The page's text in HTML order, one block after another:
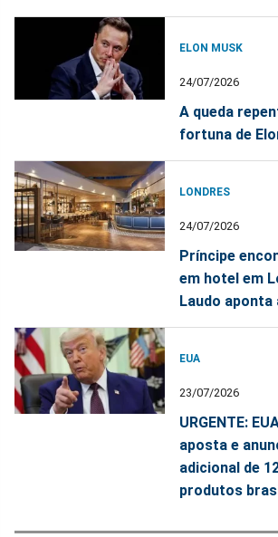
ELON MUSK
24/07/2026
A queda
fortuna de
LONDRES
24/07/2026
Príncipe
em hotel em
Laudo aponta
EUA
23/07/2026
URGENTE:
aposta e
adicional de
produtos